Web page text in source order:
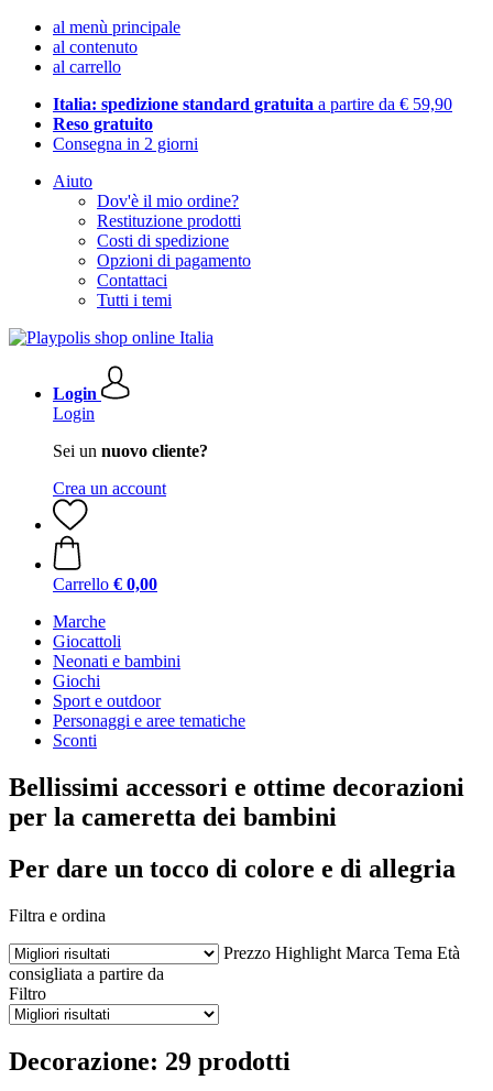
al menù principale
al contenuto
al carrello
Italia: spedizione standard gratuita a partire da € 59,90
Reso gratuito
Consegna in 2 giorni
Aiuto
Dov'è il mio ordine?
Restituzione prodotti
Costi di spedizione
Opzioni di pagamento
Contattaci
Tutti i temi
Login
Login
Sei un nuovo cliente?
Crea un account
Carrello € 0,00
Marche
Giocattoli
Neonati e bambini
Giochi
Sport e outdoor
Personaggi e aree tematiche
Sconti
Bellissimi accessori e ottime decorazioni
per la cameretta dei bambini
Per dare un tocco di colore e di allegria
Filtra e ordina
Prezzo Highlight Marca Tema Età
consigliata a partire da
Filtro
Decorazione: 29 prodotti